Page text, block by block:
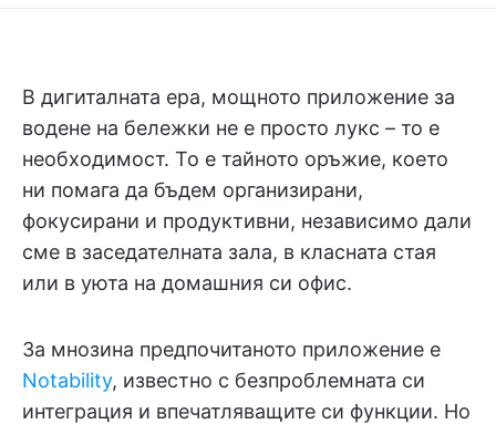
В дигиталната ера, мощното приложение за
водене на бележки не е просто лукс – то е
необходимост. То е тайното оръжие, което
ни помага да бъдем организирани,
фокусирани и продуктивни, независимо дали
сме в заседателната зала, в класната стая
или в уюта на домашния си офис.
За мнозина предпочитаното приложение е
Notability, известно с безпроблемната си
интеграция и впечатляващите си функции. Но